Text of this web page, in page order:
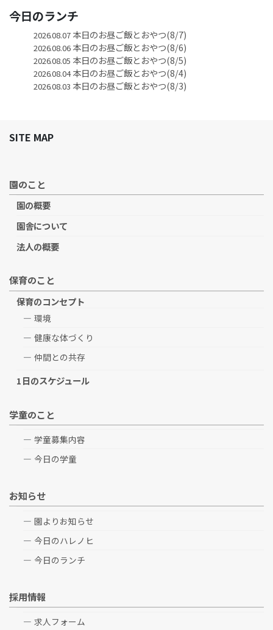
今日のランチ
2026.08.07本日のお昼ご飯とおやつ(8/7)
2026.08.06本日のお昼ご飯とおやつ(8/6)
2026.08.05 本日のお昼ご飯とおやつ(8/5)
2026.08.04本日のお昼ご飯とおやつ(8/4)
2026.08.03 本日のお昼ご飯とおやつ(8/3)
SITE MAP
園のこと
園の概要
園舎について
法人の概要
保育のこと
保育のコンセプト
環境
健康な体づくり
仲間との共存
1日のスケジュール
学童のこと
学童募集内容
今日の学童
お知らせ
園よりお知らせ
今日のハレノヒ
今日のランチ
採用情報
求人フォーム